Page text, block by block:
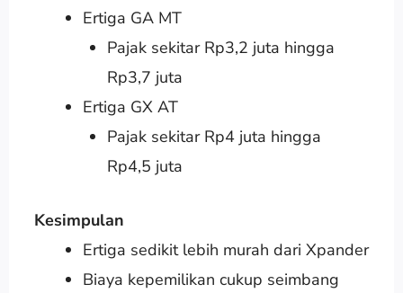
Ertiga GA MT
Pajak sekitar Rp3,2 juta hingga
Rp3,7 juta
Ertiga GX AT
Pajak sekitar Rp4 juta hingga
Rp4,5 juta
Kesimpulan
Ertiga sedikit lebih murah dari Xpander
Biaya kepemilikan cukup seimbang